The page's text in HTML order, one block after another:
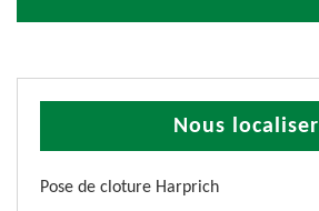
Nous localiser
Pose de cloture Harprich